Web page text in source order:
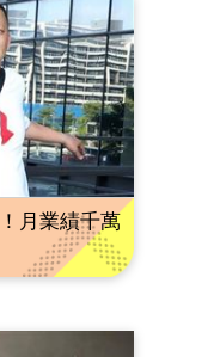
月業績千萬